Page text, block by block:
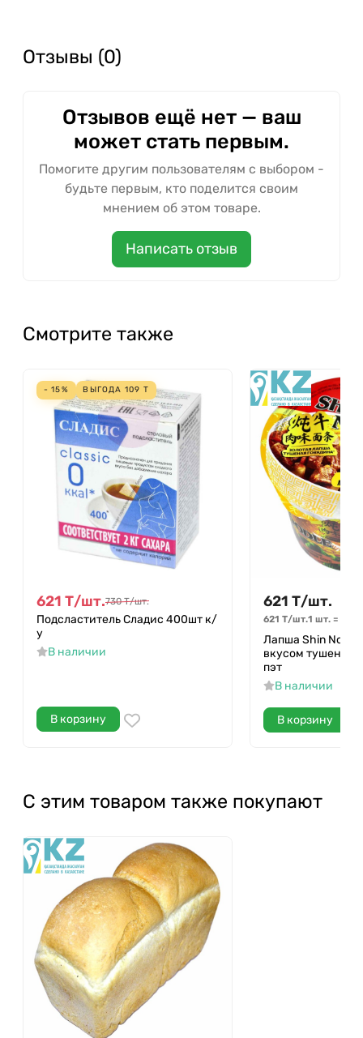
Отзывы (0)
Отзывов ещё нет — ваш
может стать первым.
Помогите другим пользователям с выбором -
будьте первым, кто поделится своим
мнением об этом товаре.
Написать отзыв
Смотрите также
- 15% ВЫГОДА 109 Т
621 Т/шт.730 Т/шт.
Подсластитель Сладис 400шт к/
у
В наличии
В корзину
621 Т/шт.
621 Т/шт.1 шт. =
Лапша Shin
вкусом тушеной
пэт
В наличии
В корзину
С этим товаром также покупают